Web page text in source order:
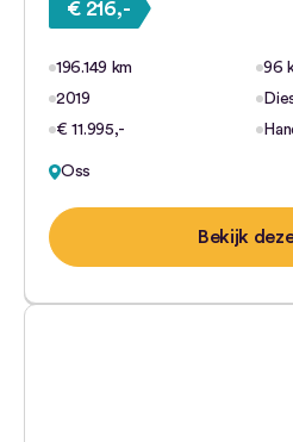
€ 216,-
196.149 km
96
2019
€ 11.995,-
Oss
Bekijk